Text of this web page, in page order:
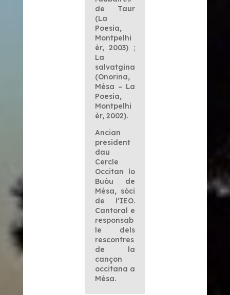
de Taur
(La
Poesia,
Montpelhi
èr, 2003) ;
La
salvatgina
(Onorina,
Mèsa – La
Poesia,
Montpelhi
èr, 2002).
Ancian
president
dau
Cercle
Occitan lo
Buòu de
Mèsa, sòci
de l’IEO.
Cantoral e
responsab
le dels
rescontres
de la
cançon
occitana a
Mèsa.